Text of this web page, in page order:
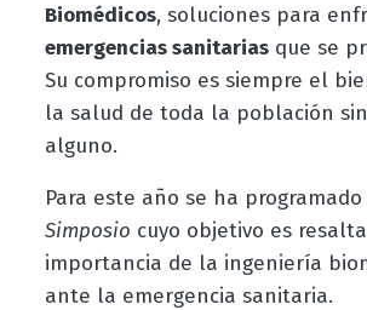
Biomédicos, soluciones para
emergencias sanitariasque se
Su compromiso es siempre el
la salud de toda la población
alguno.
Para este año se ha
Simposio cuyo objetivo es
importancia de la ingeniería
ante la emergencia sanitaria.